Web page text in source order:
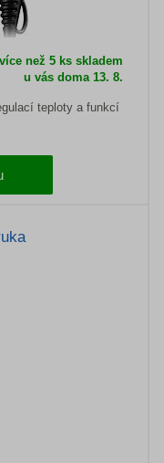
více než 5 ks skladem
u vás doma 13. 8.
teploty a funkcí